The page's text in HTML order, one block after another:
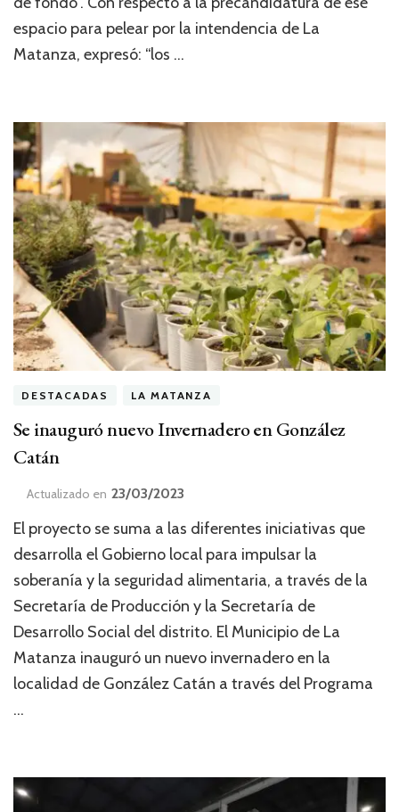
espacio para pelear por la intendencia de La
Matanza, expresó: “los …
DESTACADAS LA MATANZA
Se inauguró nuevo Invernadero en González
Catán
Actualizado en 23/03/2023
El proyecto se suma a las diferentes iniciativas que
desarrolla el Gobierno local para impulsar la
soberanía y la seguridad alimentaria, a través de la
Secretaría de Producción y la Secretaría de
Desarrollo Social del distrito. El Municipio de La
Matanza inauguró un nuevo invernadero en la
localidad de González Catán a través del Programa
…